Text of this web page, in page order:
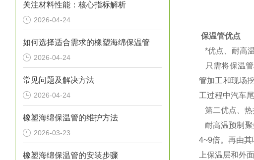
关注材料性能：核心指标解析
2026-04-24
如何选择适合需求的橡塑海绵保温管
2026-04-24
常见问题及解决方法
2026-04-24
橡塑海绵保温管的维护方法
2026-03-23
橡塑海绵保温管的安装步骤
保温管优点
*优点、耐高
只需将保温
管加工和现场
工过程中汽车
第二优点、热
耐高温预制聚
4~9倍。再由
上保温层和外